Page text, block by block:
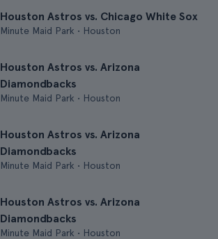
Houston Astros vs. Chicago White Sox
Minute Maid Park • Houston
Houston Astros vs. Arizona
Diamondbacks
Minute Maid Park • Houston
Houston Astros vs. Arizona
Diamondbacks
Minute Maid Park • Houston
Houston Astros vs. Arizona
Diamondbacks
Minute Maid Park • Houston